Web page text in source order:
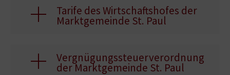
Tarife des Wirtschaftshofes der
Marktgemeinde St. Paul
Vergnügungssteuerverordnung
der Marktgemeinde St. Paul